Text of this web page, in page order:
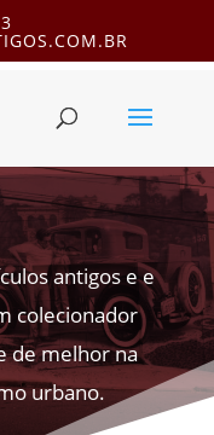
antigos e e
colecionador
de melhor na
urbano.